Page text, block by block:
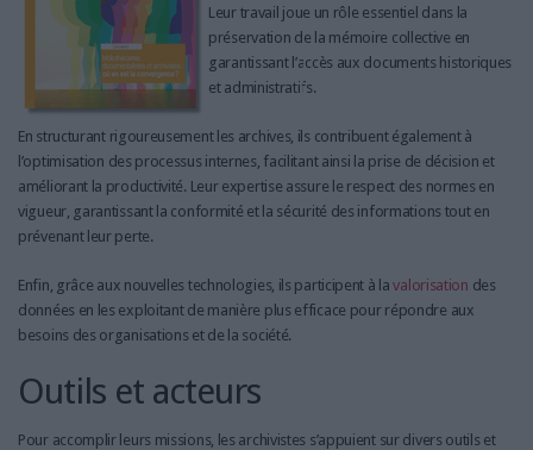
Leur travail joue un rôle essentiel dans la
préservation de la mémoire collective en
garantissant l’accès aux documents historiques
et administratifs.
En structurant rigoureusement les archives, ils contribuent également à
l’optimisation des processus internes, facilitant ainsi la prise de décision et
améliorant la productivité. Leur expertise assure le respect des normes en
vigueur, garantissant la conformité et la sécurité des informations tout en
prévenant leur perte.
Enfin, grâce aux nouvelles technologies, ils participent à lavalorisation des
données en les exploitant de manière plus efficace pour répondre aux
besoins des organisations et de la société.
Outils et acteurs
Pour accomplir leurs missions, les archivistes s’appuient sur divers outils et